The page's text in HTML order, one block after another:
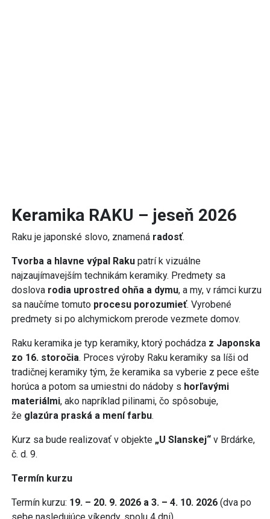
Keramika RAKU – jeseň 2026
Raku je japonské slovo, znamená radosť.
Tvorba a hlavne výpal Raku patrí k vizuálne
najzaujímavejším technikám keramiky. Predmety sa
doslova rodia uprostred ohňa a dymu, a my, v rámci kurzu
sa naučíme tomuto procesu porozumieť. Vyrobené
predmety si po alchymickom prerode vezmete domov.
Raku keramika je typ keramiky, ktorý pochádza z Japonska
zo 16. storočia. Proces výroby Raku keramiky sa líši od
tradičnej keramiky tým, že keramika sa vyberie z pece ešte
horúca a potom sa umiestni do nádoby s horľavými
materiálmi, ako napríklad pilinami, čo spôsobuje,
že glazúra praská a mení farbu.
Kurz sa bude realizovať v objekte „U Slanskej“ v Brdárke,
č. d. 9.
Termín kurzu
Termín kurzu: 19. – 20. 9. 2026 a 3. – 4. 10. 2026 (dva po